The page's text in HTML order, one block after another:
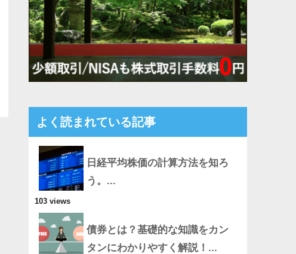
よく読まれている記事
日経平均株価の計算方法を知ろ
う。...
103 views
債券とは？基礎的な知識をカン
タンにわかりやすく解説！...